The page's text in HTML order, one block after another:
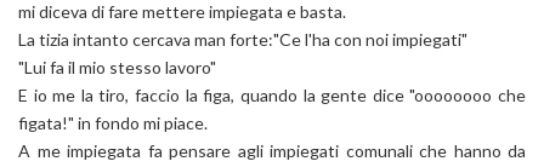
mi diceva di fare mettere impiegata e basta.
La tizia intanto cercava man forte:"Ce l'ha con noi impiegati"
"Lui fa il mio stesso lavoro"
E io me la tiro, faccio la figa, quando la gente dice "oooooooo che
figata!" in fondo mi piace.
A me impiegata fa pensare agli impiegati comunali che hanno da